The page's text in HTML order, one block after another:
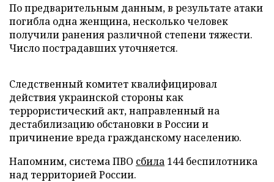
По предварительным данным, в результате атаки
погибла одна женщина, несколько человек
получили ранения различной степени тяжести.
Число пострадавших уточняется.
Следственный комитет квалифицировал
действия украинской стороны как
террористический акт, направленный на
дестабилизацию обстановки в России и
причинение вреда гражданскому населению.
Напомним, система ПВО сбила 144 беспилотника
над территорией России.